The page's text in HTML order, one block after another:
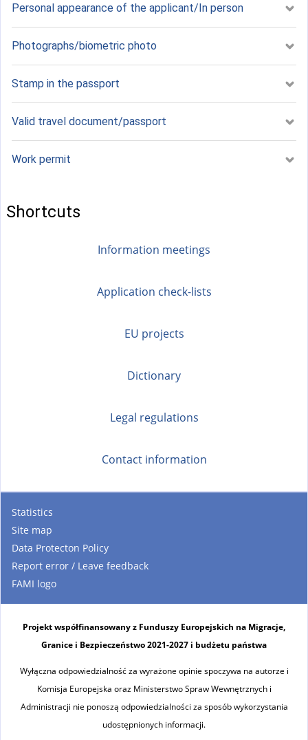
Personal appearance of the applicant/In person
Photographs/biometric photo
Stamp in the passport
Valid travel document/passport
Work permit
Shortcuts
Information meetings
Application check-lists
EU projects
Dictionary
Legal regulations
Contact information
Statistics
Site map
Data Protecton Policy
Report error / Leave feedback
FAMI logo
Projekt współfinansowany z Funduszy Europejskich na Migracje,
Granice i Bezpieczeństwo 2021-2027 i budżetu państwa
Wyłączna odpowiedzialność za wyrażone opinie spoczywa na autorze i
Komisja Europejska oraz Ministerstwo Spraw Wewnętrznych i
Administracji nie ponoszą odpowiedzialności za sposób wykorzystania
udostępnionych informacji.